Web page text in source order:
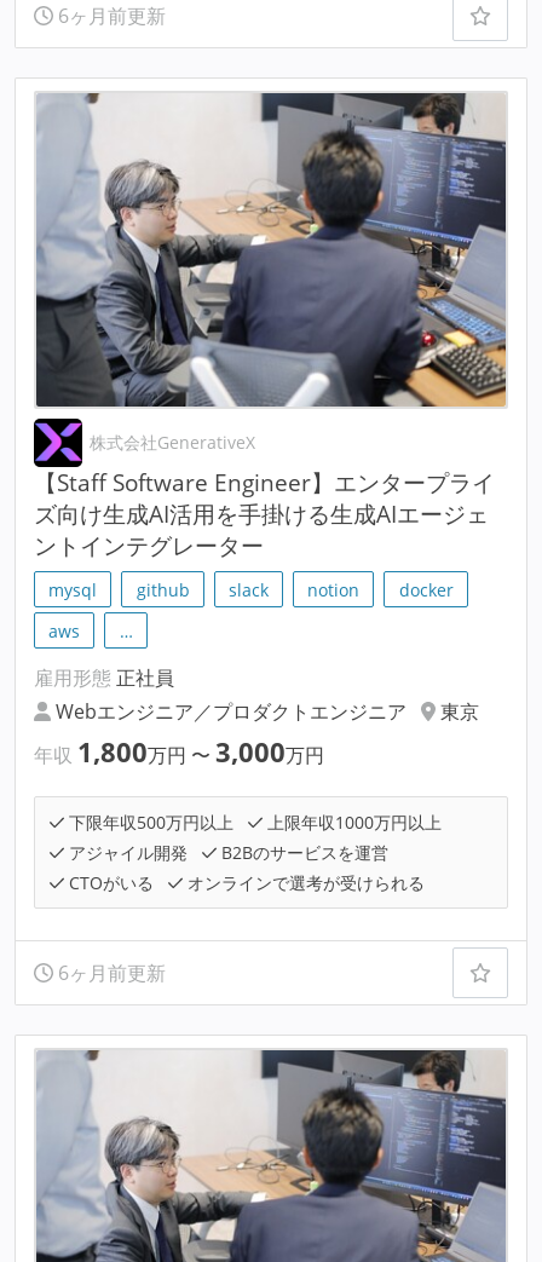
6ヶ月前更新
株式会社GenerativeX
【Staff Software Engineer】エンタープライ
ズ向け生成AI活用を手掛ける生成AIエージェ
ントインテグレーター
mysql github slack notion
docker
aws
…
雇用形態 正社員
Webエンジニア／プロダクトエンジニア
東京
年収 1,800万円 〜 3,000万円
下限年収500万円以上
上限年収1000万円以上
アジャイル開発
B2Bのサービスを運営
CTOがいる
オンラインで選考が受けられる
6ヶ月前更新